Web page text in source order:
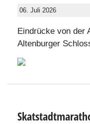
06. Juli 2026
Eindrücke von der
Altenburger